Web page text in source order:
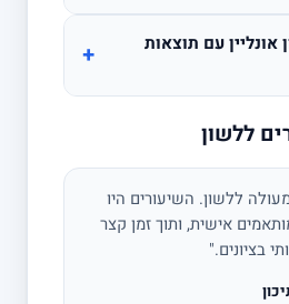
עם תוצאות
+
ללשון
ללשון. השיעורים היו
אישית, ותוך זמן קצר
בציונים."